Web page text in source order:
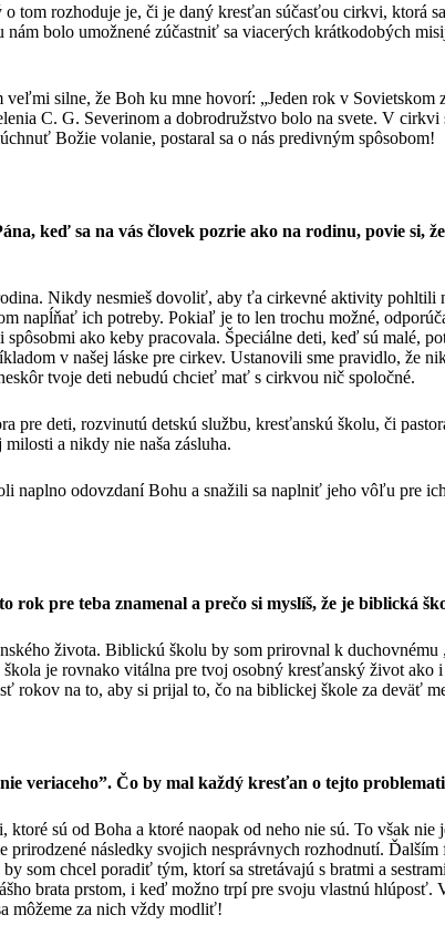
tom rozhoduje je, či je daný kresťan súčasťou cirkvi, ktorá
bolo umožnené zúčastniť sa viacerých krátkodobých
silne, že Boh ku mne hovorí: „Jeden rok v
C. G. Severinom a dobrodružstvo bolo na svete. V
Božie volanie, postaral sa o nás predivným spôsobom!
keď sa na vás človek pozrie ako na rodinu, povie
Nikdy nesmieš dovoliť, aby ťa cirkevné aktivity pohltili
napĺňať ich potreby. Pokiaľ je to len trochu možné,
ako keby pracovala. Špeciálne deti, keď sú malé,
v našej láske pre cirkev. Ustanovili sme pravidlo,
tvoje deti nebudú chcieť mať s cirkvou nič spoločné.
pre deti, rozvinutú detskú službu, kresťanskú školu, či
a nikdy nie naša zásluha.
naplno odovzdaní Bohu a snažili sa naplniť jeho vôľu pre
pre teba znamenal a prečo si myslíš, že je biblická
života. Biblickú školu by som prirovnal k
je rovnako vitálna pre tvoj osobný kresťanský život
rokov na to, aby si prijal to, čo na biblickej škole za deväť
veriaceho”. Čo by mal každý kresťan o tejto
sú od Boha a ktoré naopak od neho nie sú. To však
následky svojich nesprávnych rozhodnutí.
som chcel poradiť tým, ktorí sa stretávajú s bratmi a
brata prstom, i keď možno trpí pre svoju vlastnú
môžeme za nich vždy modliť!